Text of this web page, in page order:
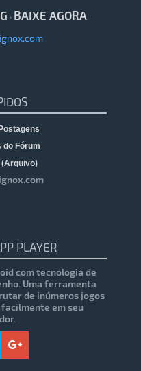
· BAIXE AGORA
Fórum
(Arquivo)
PLAYER
com tecnologia de
Uma ferramenta
de inúmeros jogos
em seu